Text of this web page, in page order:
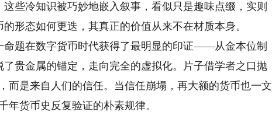
些冷知识被巧妙地嵌入叙事，看似只是趣味点缀，实则
形态如何更迭，其真正的价值从来不在材质本身。
题在数字货币时代获得了最明显的印证——从金本位制
贵金属的锚定，走向完全的虚拟化。片子借学者之口抛
是来自人们的信任。当信任崩塌，再大额的货币也一文
年货币史反复验证的朴素规律。